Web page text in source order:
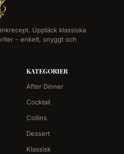
Upptäck klassiska
– enkelt, snyggt och
KATEGORIER
After Dinner
Cocktail
Collins
Dessert
Klassisk